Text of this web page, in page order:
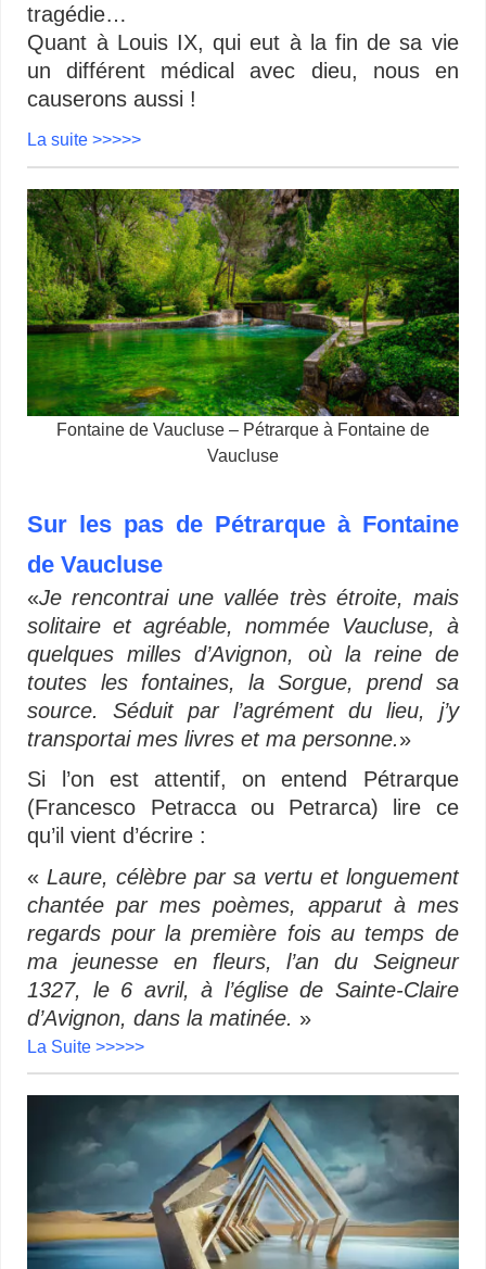
tragédie…
Quant à Louis IX, qui eut à la fin de sa vie
un différent médical avec dieu, nous en
causerons aussi !
La suite >>>>>
Fontaine de Vaucluse – Pétrarque à Fontaine de
Vaucluse
Sur les pas de Pétrarque à Fontaine
de Vaucluse
«Je rencontrai une vallée très étroite, mais
solitaire et agréable, nommée Vaucluse, à
quelques milles d’Avignon, où la reine de
toutes les fontaines, la Sorgue, prend sa
source. Séduit par l’agrément du lieu, j’y
transportai mes livres et ma personne.»
Si l’on est attentif, on entend Pétrarque
(Francesco Petracca ou Petrarca) lire ce
qu’il vient d’écrire :
« Laure, célèbre par sa vertu et longuement
chantée par mes poèmes, apparut à mes
regards pour la première fois au temps de
ma jeunesse en fleurs, l’an du Seigneur
1327, le 6 avril, à l’église de Sainte-Claire
d’Avignon, dans la matinée. »
La Suite >>>>>